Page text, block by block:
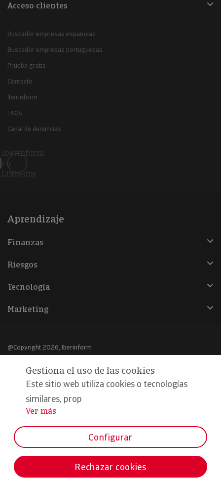
Acceso clientes
Buscador empresas españolas
Buscador empresas portuguesas
Prueba gratis
Contacto
Iberinform
FAQs
Canal de denuncias
Iberinform
en
Linkedin
Aprendizaje
Finanzas
Riesgos
Tecnología
Marketing
@Copyright 2026, Iberinform
Aviso legal
Política de cookies
Declaración de privacidad
Formamos parte de:
Gestiona el uso de las cookies
Este sitio web utiliza cookies o tecnologías
similares, prop
...
Ver más
Configurar
Rechazar cookies